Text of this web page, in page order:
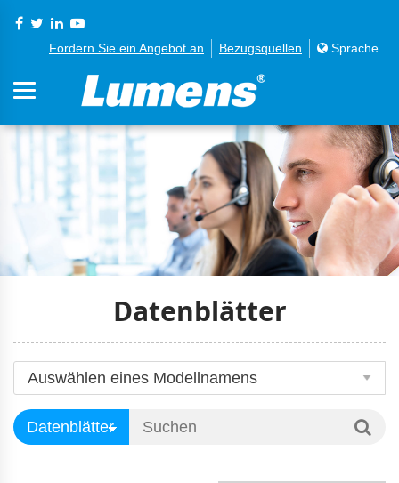
Fordern Sie ein Angebot an Bezugsquellen Sprache
Datenblätter